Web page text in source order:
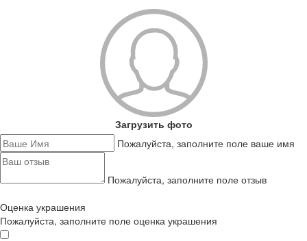
Загрузить фото
Пожалуйста, заполните поле ваше имя
Пожалуйста, заполните поле отзыв
Оценка украшения
Пожалуйста, заполните поле оценка украшения